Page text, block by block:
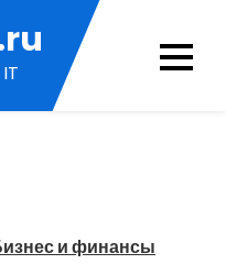
и финансы